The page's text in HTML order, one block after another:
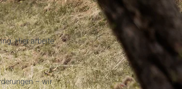
Hier arbeite
– wir